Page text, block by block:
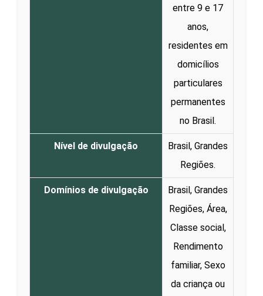
entre 9 e 17
anos,
residentes em
domicílios
particulares
permanentes
no Brasil.
Nível de divulgação
Brasil, Grandes
Regiões.
Domínios de divulgação
Brasil, Grandes
Regiões, Área,
Classe social,
Rendimento
familiar, Sexo
da criança ou